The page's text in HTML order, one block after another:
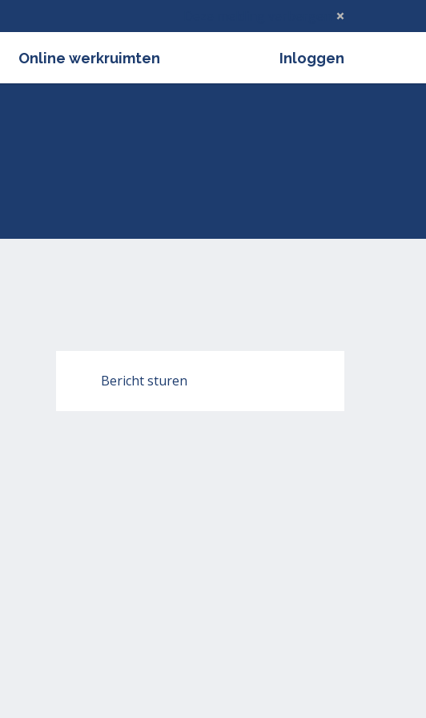
Online werkruimten Inloggen
Bericht sturen